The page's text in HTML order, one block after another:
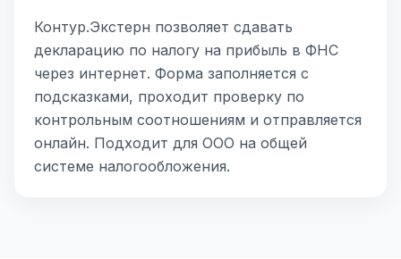
Контур.Экстерн позволяет сдавать
декларацию по налогу на прибыль в ФНС
через интернет. Форма заполняется с
подсказками, проходит проверку по
контрольным соотношениям и отправляется
онлайн. Подходит для ООО на общей
системе налогообложения.